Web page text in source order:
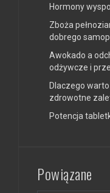
Hormony
Zboża
dobrego
Awokado a
odżywcze i
Dlaczego
zdrowotne
Potencja
Powiązane